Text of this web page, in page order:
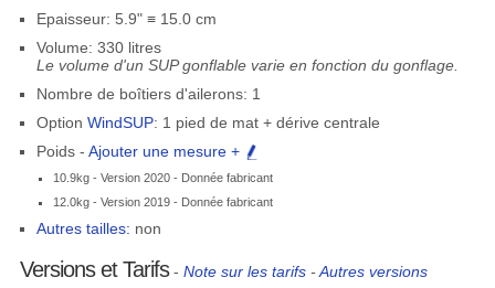
Epaisseur: 5.9" ≡ 15.0 cm
Volume: 330 litres
Le volume d'un SUP gonflable varie en fonction du gonflage.
Nombre de boîtiers d'ailerons: 1
Option WindSUP: 1 pied de mat + dérive centrale
Poids - Ajouter une mesure +
10.9kg - Version 2020 - Donnée fabricant
12.0kg - Version 2019 - Donnée fabricant
Autres tailles: non
Versions et Tarifs- Note sur les tarifs-Autres versions